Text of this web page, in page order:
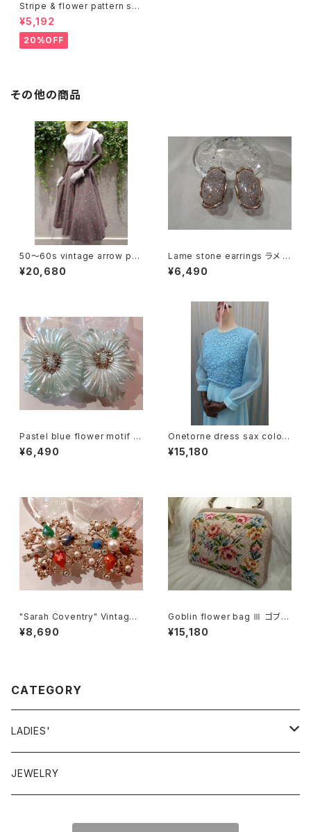
Stripe & flower pattern ski
rt ストライプ 花柄 スカート
¥5,192
20%OFF
その他の商品
50〜60s vintage arrow pat
tern flare skirt 50〜60年代
ヴィンテージ アロー柄 フレアス
¥20,680
Lame stone earrings ラメ ス
トーンモチーフ イヤリング
¥6,490
Pastel blue flower motif e
arrings パステルブルー フラ
ワーモチーフ イヤリング
¥6,490
Onetorne dress sax color/
ワンカラーシフォンワンピース
サックス
¥15,180
"Sarah Coventry" Vintage
earrings サラ・コベントリー ヴ
ィンテージ イヤリング
¥8,690
Goblin flower bag Ⅲ ゴブラ
ン 花柄 バッグ Ⅲ
¥15,180
CATEGORY
LADIES'
VINTAGE
JEWELRY